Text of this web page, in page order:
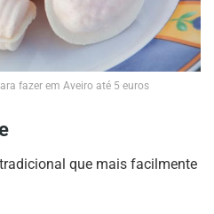
fazer em Aveiro até 5 euros
que mais facilmente